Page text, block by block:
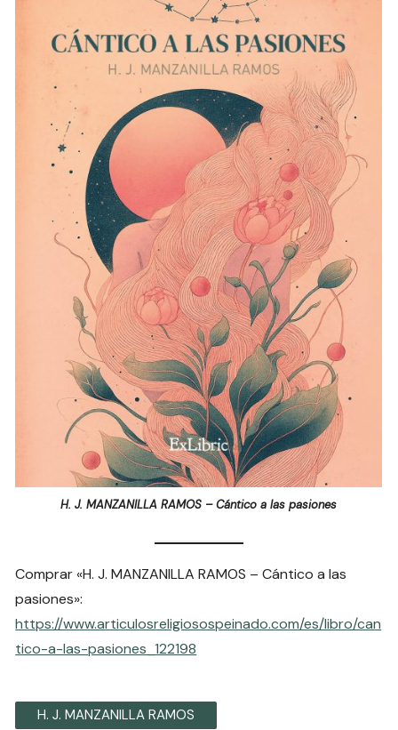
H. J. MANZANILLA RAMOS – Cántico a las pasiones
Comprar «H. J. MANZANILLA RAMOS – Cántico a las
pasiones»:
https://www.articulosreligiosospeinado.com/es/libro/can
tico-a-las-pasiones_122198
H. J. MANZANILLA RAMOS